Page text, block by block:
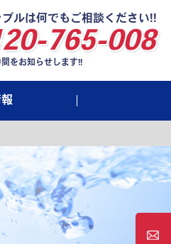
ルは何でもご相談ください!!
765-008
をお知らせします!!